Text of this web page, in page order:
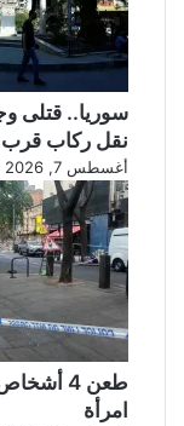
سوريا.. قتلى
نقل ركاب
أغسطس 7, 2026
طعن 4
امرأة